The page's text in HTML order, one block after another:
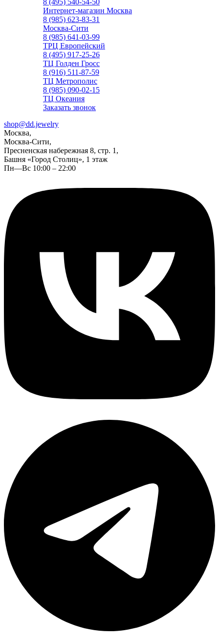
8 (495) 540-54-50
Интернет-магазин Москва
8 (985) 623-83-31
Москва-Сити
8 (985) 641-03-99
ТРЦ Европейский
8 (495) 917-25-26
ТЦ Голден Гросс
8 (916) 511-87-59
ТЦ Метрополис
8 (985) 090-02-15
ТЦ Океания
Заказать звонок
shop@dd.jewelry
Москва,
Москва-Сити,
Пресненская набережная 8, стр. 1,
Башня «Город Столиц», 1 этаж
Пн—Вс 10:00 – 22:00